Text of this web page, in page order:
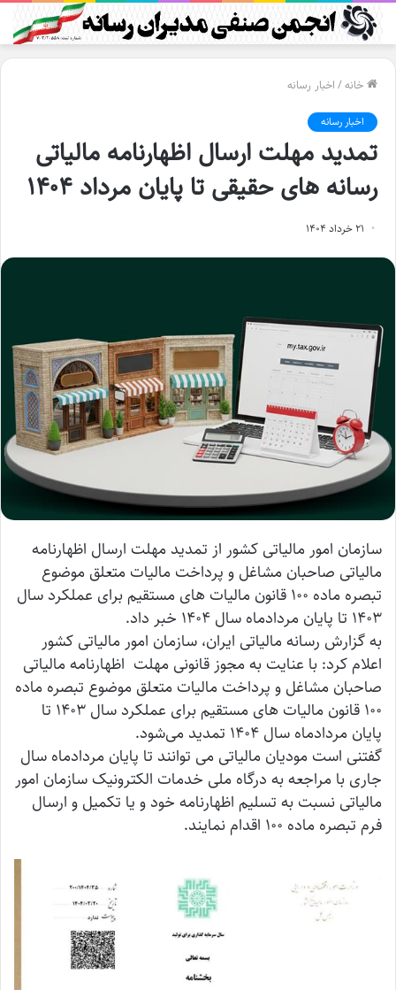
خانه/ اخبار رسانه
اخبار رسانه
تمدید مهلت ارسال اظهارنامه مالیاتی
رسانه های حقیقی تا پایان مرداد ۱۴۰۴
۲۱ خرداد ۱۴۰۴
سازمان امور مالیاتی کشور از تمدید مهلت ارسال اظهارنامه
مالیاتی صاحبان مشاغل و پرداخت مالیات متعلق موضوع
تبصره ماده ۱۰۰ قانون مالیات های مستقیم برای عملکرد سال
۱۴۰۳ تا پایان مردادماه سال ۱۴۰۴ خبر داد.
به گزارش رسانه مالیاتی ایران، سازمان امور مالیاتی کشور
اعلام کرد: با عنایت به مجوز قانونی مهلت اظهارنامه مالیاتی
صاحبان مشاغل و پرداخت مالیات متعلق موضوع تبصره ماده
۱۰۰ قانون مالیات های مستقیم برای عملکرد سال ۱۴۰۳ تا
پایان مردادماه سال ۱۴۰۴ تمدید می‌شود.
گفتنی است مودیان مالیاتی می توانند تا پایان مردادماه سال
جاری با مراجعه به درگاه ملی خدمات الکترونیک سازمان امور
مالیاتی نسبت به تسلیم اظهارنامه خود و یا تکمیل و ارسال
فرم تبصره ماده ۱۰۰ اقدام نمایند.